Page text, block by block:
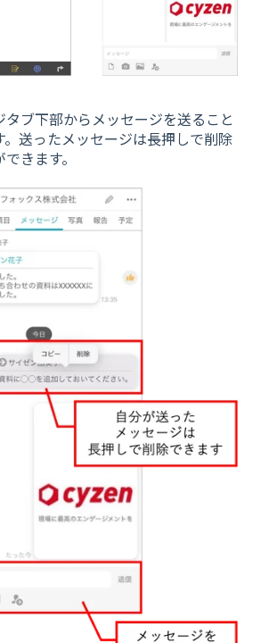
タブ下部からメッセージを送ること
。送ったメッセージは長押しで削除
きます。